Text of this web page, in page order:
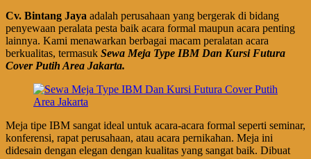
Cv. Bintang Jaya adalah perusahaan yang bergerak di bidang
penyewaan peralata pesta baik acara formal maupun acara penting
lainnya. Kami menawarkan berbagai macam peralatan acara
berkualitas, termasuk Sewa Meja Type IBM Dan Kursi Futura
Cover Putih Area Jakarta.
Meja tipe IBM sangat ideal untuk acara-acara formal seperti seminar,
konferensi, rapat perusahaan, atau acara pernikahan. Meja ini
didesain dengan elegan dengan kualitas yang sangat baik. Dibuat